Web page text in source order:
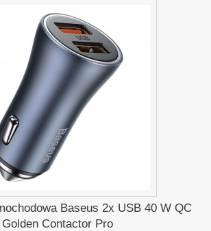
Baseus 2x USB 40 W QC
Golden Contactor Pro